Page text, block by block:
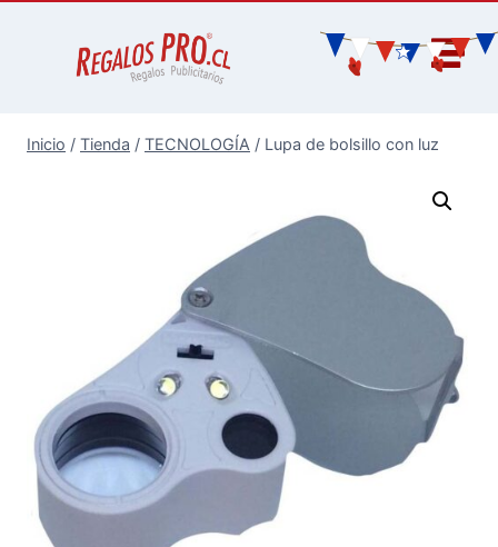
Inicio / Tienda / TECNOLOGÍA / Lupa de bolsillo con luz